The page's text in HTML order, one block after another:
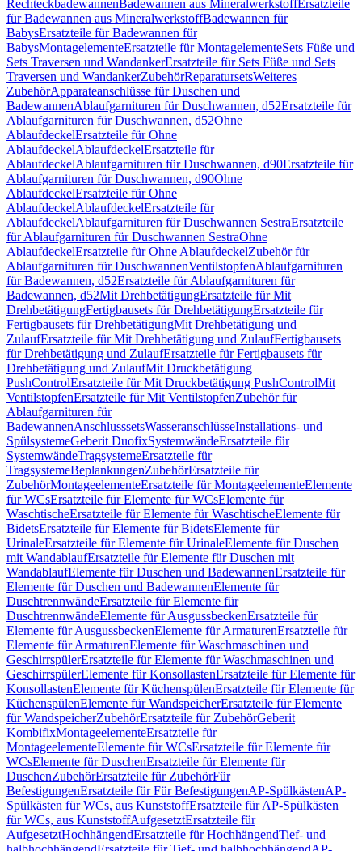
RechteckbadewannenBadewannen aus MineralwerkstoffErsatzteile
für Badewannen aus MineralwerkstoffBadewannen für
BabysErsatzteile für Badewannen für
BabysMontagelementeErsatzteile für MontagelementeSets Füße und
Sets Traversen und WandankerErsatzteile für Sets Füße und Sets
Traversen und WandankerZubehörReparatursetsWeiteres
ZubehörApparateanschlüsse für Duschen und
BadewannenAblaufgarnituren für Duschwannen, d52Ersatzteile für
Ablaufgarnituren für Duschwannen, d52Ohne
AblaufdeckelErsatzteile für Ohne
AblaufdeckelAblaufdeckelErsatzteile für
AblaufdeckelAblaufgarnituren für Duschwannen, d90Ersatzteile für
Ablaufgarnituren für Duschwannen, d90Ohne
AblaufdeckelErsatzteile für Ohne
AblaufdeckelAblaufdeckelErsatzteile für
AblaufdeckelAblaufgarnituren für Duschwannen SestraErsatzteile
für Ablaufgarnituren für Duschwannen SestraOhne
AblaufdeckelErsatzteile für Ohne AblaufdeckelZubehör für
Ablaufgarnituren für DuschwannenVentilstopfenAblaufgarnituren
für Badewannen, d52Ersatzteile für Ablaufgarnituren für
Badewannen, d52Mit DrehbetätigungErsatzteile für Mit
DrehbetätigungFertigbausets für DrehbetätigungErsatzteile für
Fertigbausets für DrehbetätigungMit Drehbetätigung und
ZulaufErsatzteile für Mit Drehbetätigung und ZulaufFertigbausets
für Drehbetätigung und ZulaufErsatzteile für Fertigbausets für
Drehbetätigung und ZulaufMit Druckbetätigung
PushControlErsatzteile für Mit Druckbetätigung PushControlMit
VentilstopfenErsatzteile für Mit VentilstopfenZubehör für
Ablaufgarnituren für
BadewannenAnschlusssetsWasseranschlüsseInstallations- und
SpülsystemeGeberit DuofixSystemwändeErsatzteile für
SystemwändeTragsystemeErsatzteile für
TragsystemeBeplankungenZubehörErsatzteile für
ZubehörMontageelementeErsatzteile für MontageelementeElemente
für WCsErsatzteile für Elemente für WCsElemente für
WaschtischeErsatzteile für Elemente für WaschtischeElemente für
BidetsErsatzteile für Elemente für BidetsElemente für
UrinaleErsatzteile für Elemente für UrinaleElemente für Duschen
mit WandablaufErsatzteile für Elemente für Duschen mit
WandablaufElemente für Duschen und BadewannenErsatzteile für
Elemente für Duschen und BadewannenElemente für
DuschtrennwändeErsatzteile für Elemente für
DuschtrennwändeElemente für AusgussbeckenErsatzteile für
Elemente für AusgussbeckenElemente für ArmaturenErsatzteile für
Elemente für ArmaturenElemente für Waschmaschinen und
GeschirrspülerErsatzteile für Elemente für Waschmaschinen und
GeschirrspülerElemente für KonsollastenErsatzteile für Elemente für
KonsollastenElemente für KüchenspülenErsatzteile für Elemente für
KüchenspülenElemente für WandspeicherErsatzteile für Elemente
für WandspeicherZubehörErsatzteile für ZubehörGeberit
KombifixMontageelementeErsatzteile für
MontageelementeElemente für WCsErsatzteile für Elemente für
WCsElemente für DuschenErsatzteile für Elemente für
DuschenZubehörErsatzteile für ZubehörFür
BefestigungenErsatzteile für Für BefestigungenAP-SpülkästenAP-
Spülkästen für WCs, aus KunststoffErsatzteile für AP-Spülkästen
für WCs, aus KunststoffAufgesetztErsatzteile für
AufgesetztHochhängendErsatzteile für HochhängendTief- und